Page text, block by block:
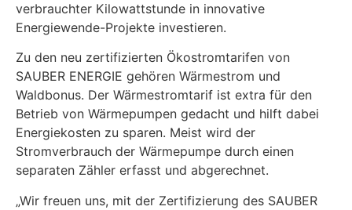
verbrauchter Kilowattstunde in innovative
Energiewende-Projekte investieren.
Zu den neu zertifizierten Ökostromtarifen von
SAUBER ENERGIE gehören Wärmestrom und
Waldbonus. Der Wärmestromtarif ist extra für den
Betrieb von Wärmepumpen gedacht und hilft dabei
Energiekosten zu sparen. Meist wird der
Stromverbrauch der Wärmepumpe durch einen
separaten Zähler erfasst und abgerechnet.
„Wir freuen uns, mit der Zertifizierung des SAUBER